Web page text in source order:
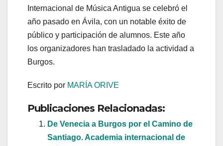
Internacional de Música Antigua se celebró el
año pasado en Ávila, con un notable éxito de
público y participación de alumnos. Este año
los organizadores han trasladado la actividad a
Burgos.
Escrito por MARÍA ORIVE
Publicaciones Relacionadas:
De Venecia a Burgos por el Camino de
Santiago. Academia internacional de